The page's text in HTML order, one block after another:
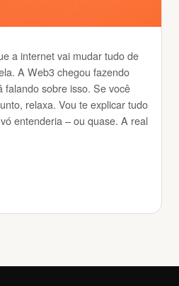
a internet vai mudar tudo de
A Web3 chegou fazendo
falando sobre isso. Se você
relaxa. Vou te explicar tudo
entenderia – ou quase. A real